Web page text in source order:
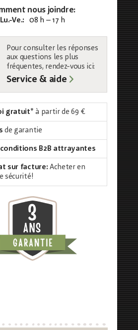
nous joindre:
Lu.-Ve.: 08 h – 17 h
Pour consulter les réponses
aux questions les plus
fréquentes, rendez-vous ici:
Service & aide
gratuit* à partir de 69 €
de garantie
B2B attrayantes
sur facture: Acheter en
sécurité!